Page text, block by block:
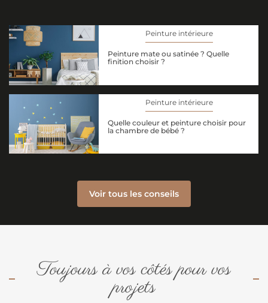
Peinture intérieure
Peinture mate ou satinée ? Quelle
finition choisir ?
Peinture intérieure
Quelle couleur et peinture choisir pour
la chambre de bébé ?
Voir tous les conseils
Toujours à vos côtés pour vos
projets